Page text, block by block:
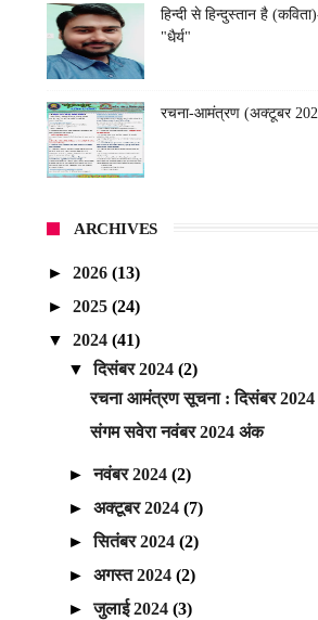
हिन्दी से हिन्दुस्तान है
"धैर्य"
रचना-आमंत्रण (अक्टूबर
ARCHIVES
► 2026 (13)
► 2025 (24)
▼ 2024 (41)
▼दिसंबर 2024(2)
रचना आमंत्रण सूचना : दिसंबर
संगम सवेरा नवंबर 2024 अंक
►नवंबर 2024(2)
►अक्टूबर 2024(7)
►सितंबर 2024(2)
►अगस्त 2024(2)
►जुलाई 2024(3)